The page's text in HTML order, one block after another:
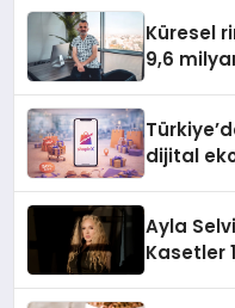
Küresel
9,6
dijital
Ayla
Kasetler